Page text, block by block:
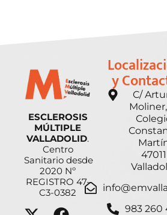
ESCLEROSIS
MÚLTIPLE
VALLADOLID.
Centro
Sanitario desde
2020 Nº
REGISTRO 47-
C3-0382
y
C/
Moliner,
47011
983 260